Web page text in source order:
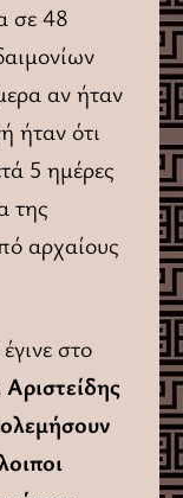
σε 48
αν ήταν
ήταν ότι
5 ημέρες
της
αρχαίους
στο